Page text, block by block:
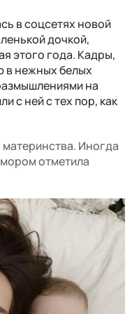
в соцсетях новой
дочкой,
этого года. Кадры,
в нежных белых
на
с ней с тех пор, как
Иногда
отметила